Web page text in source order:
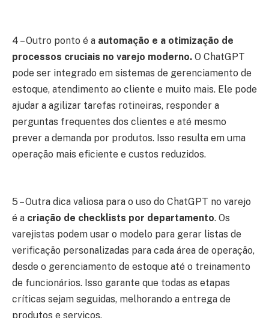
4 – Outro ponto é a automação e a otimização de
processos cruciais no varejo moderno. O ChatGPT
pode ser integrado em sistemas de gerenciamento de
estoque, atendimento ao cliente e muito mais. Ele pode
ajudar a agilizar tarefas rotineiras, responder a
perguntas frequentes dos clientes e até mesmo
prever a demanda por produtos. Isso resulta em uma
operação mais eficiente e custos reduzidos.
5 – Outra dica valiosa para o uso do ChatGPT no varejo
é a criação de checklists por departamento. Os
varejistas podem usar o modelo para gerar listas de
verificação personalizadas para cada área de operação,
desde o gerenciamento de estoque até o treinamento
de funcionários. Isso garante que todas as etapas
críticas sejam seguidas, melhorando a entrega de
produtos e serviços.